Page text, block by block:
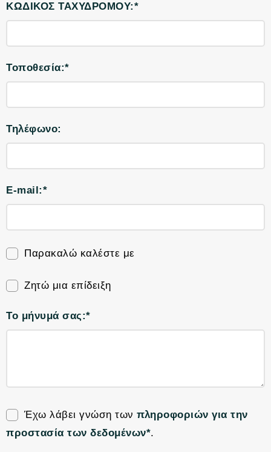
ΚΩΔΙΚΟΣ ΤΑΧΥΔΡΟΜΟΥ:*
Τοποθεσία:*
Τηλέφωνο:
E-mail:*
Παρακαλώ καλέστε με
Ζητώ μια επίδειξη
Το μήνυμά σας:*
Έχω λάβει γνώση των πληροφοριών για την
προστασία των δεδομένων*.